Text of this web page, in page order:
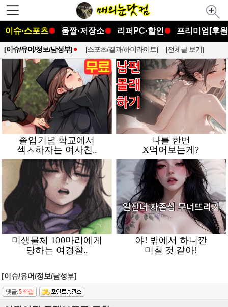
이슈·스포츠 움짤·저장소 리퍼PC·할인 프리미엄[후
[이슈/유머/정보/남성부] [스포츠/결과/하이라이트] [전체글 보기]
[이슈/유머/정보/남성부]
댓글:5적립